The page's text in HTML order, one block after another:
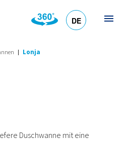
DE
Lonja
Duschwanne mit eine